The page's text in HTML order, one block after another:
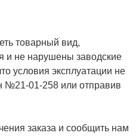
товарный вид,
и не нарушены заводские
условия эксплуатации не
№21-01-258 или отправив
заказа и сообщить нам